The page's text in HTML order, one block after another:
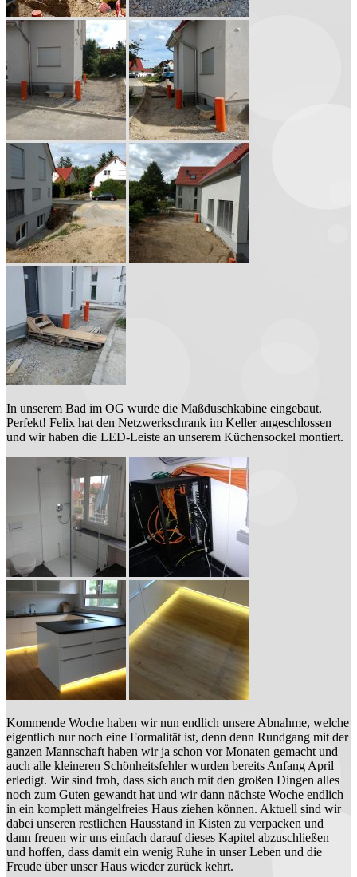
In unserem Bad im OG wurde die Maßduschkabine eingebaut.
Perfekt! Felix hat den Netzwerkschrank im Keller angeschlossen
und wir haben die LED-Leiste an unserem Küchensockel montiert.
Kommende Woche haben wir nun endlich unsere Abnahme, welche
eigentlich nur noch eine Formalität ist, denn denn Rundgang mit der
ganzen Mannschaft haben wir ja schon vor Monaten gemacht und
auch alle kleineren Schönheitsfehler wurden bereits Anfang April
erledigt. Wir sind froh, dass sich auch mit den großen Dingen alles
noch zum Guten gewandt hat und wir dann nächste Woche endlich
in ein komplett mängelfreies Haus ziehen können. Aktuell sind wir
dabei unseren restlichen Hausstand in Kisten zu verpacken und
dann freuen wir uns einfach darauf dieses Kapitel abzuschließen
und hoffen, dass damit ein wenig Ruhe in unser Leben und die
Freude über unser Haus wieder zurück kehrt.